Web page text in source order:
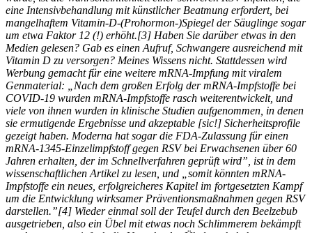
eine Intensivbehandlung mit künstlicher Beatmung erfordert, bei
mangelhaftem Vitamin-D-(Prohormon-)Spiegel der Säuglinge sogar
um etwa Faktor 12 (!) erhöht.[3] Haben Sie darüber etwas in den
Medien gelesen? Gab es einen Aufruf, Schwangere ausreichend mit
Vitamin D zu versorgen? Meines Wissens nicht. Stattdessen wird
Werbung gemacht für eine weitere mRNA-Impfung mit viralem
Genmaterial: „Nach dem großen Erfolg der mRNA-Impfstoffe bei
COVID-19 wurden mRNA-Impfstoffe rasch weiterentwickelt, und
viele von ihnen wurden in klinische Studien aufgenommen, in denen
sie ermutigende Ergebnisse und akzeptable [sic!] Sicherheitsprofile
gezeigt haben. Moderna hat sogar die FDA-Zulassung für einen
mRNA-1345-Einzelimpfstoff gegen RSV bei Erwachsenen über 60
Jahren erhalten, der im Schnellverfahren geprüft wird”, ist in dem
wissenschaftlichen Artikel zu lesen, und „somit könnten mRNA-
Impfstoffe ein neues, erfolgreicheres Kapitel im fortgesetzten Kampf
um die Entwicklung wirksamer Präventionsmaßnahmen gegen RSV
darstellen.”[4] Wieder einmal soll der Teufel durch den Beelzebub
ausgetrieben, also ein Übel mit etwas noch Schlimmerem bekämpft